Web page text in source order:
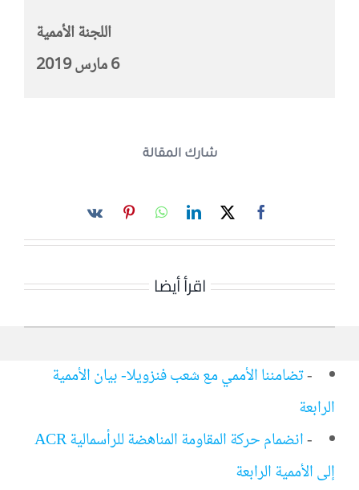
اللجنة الأممية
6 مارس 2019
شارك المقالة
اقرأ أيضا
-تضامننا الأممي مع شعب فنزويلا- بيان الأممية
الرابعة
-
انضمام حركة المقاومة المناهضة للرأسمالية ACR
إلى الأممية الرابعة